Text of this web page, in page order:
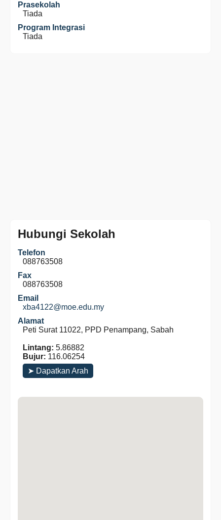
Prasekolah
Tiada
Program Integrasi
Tiada
Hubungi Sekolah
Telefon
088763508
Fax
088763508
Email
xba4122@moe.edu.my
Alamat
Peti Surat 11022, PPD Penampang, Sabah
Lintang: 5.86882
Bujur: 116.06254
➤ Dapatkan Arah